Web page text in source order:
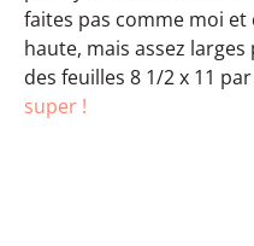
faites pas comme moi
haute, mais assez
des feuilles 8 1/2 x 11
super !